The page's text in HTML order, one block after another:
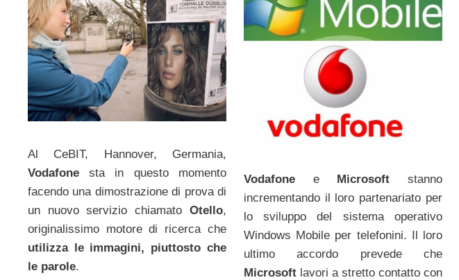
Vodafonee Microsoft stanno
incrementando il loro partenariato per
lo sviluppo del sistema operativo
Windows Mobile per telefonini. Il loro
ultimo accordo prevede che
Microsoftlavori a stretto contatto con
Al CeBIT, Hannover, Germania,
Vodafone sta in questo momento
facendo una dimostrazione di prova di
un nuovo servizio chiamato Otello,
originalissimo motore di ricerca che
utilizza le immagini, piuttosto che
le parole.